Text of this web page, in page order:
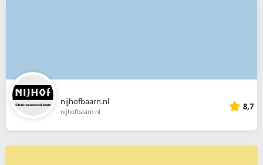
nijhofbaarn.nl
nijhofbaarn.nl 8,7